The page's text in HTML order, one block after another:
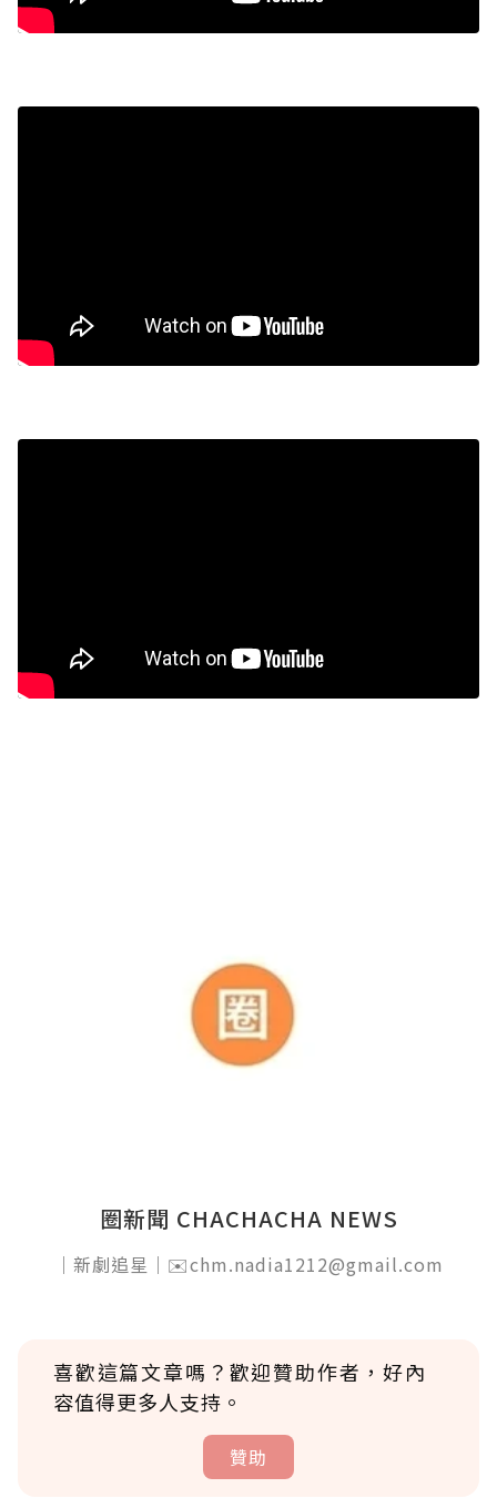
圈新聞 CHACHACHA NEWS
｜新劇追星｜✉️chm.nadia1212@gmail.com
喜歡這篇文章嗎？歡迎贊助作者，好內
容值得更多人支持。
贊助